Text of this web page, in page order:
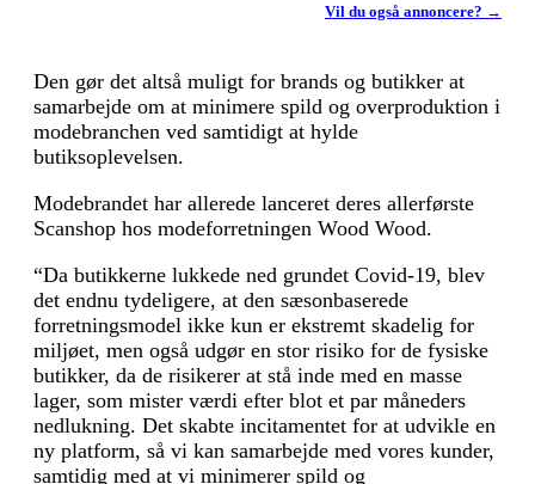
Vil du også annoncere? →
Den gør det altså muligt for brands og butikker at
samarbejde om at minimere spild og overproduktion i
modebranchen ved samtidigt at hylde
butiksoplevelsen.
Modebrandet har allerede lanceret deres allerførste
Scanshop hos modeforretningen Wood Wood.
“Da butikkerne lukkede ned grundet Covid-19, blev
det endnu tydeligere, at den sæsonbaserede
forretningsmodel ikke kun er ekstremt skadelig for
miljøet, men også udgør en stor risiko for de fysiske
butikker, da de risikerer at stå inde med en masse
lager, som mister værdi efter blot et par måneders
nedlukning. Det skabte incitamentet for at udvikle en
ny platform, så vi kan samarbejde med vores kunder,
samtidig med at vi minimerer spild og